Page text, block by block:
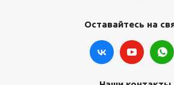
Оставайтесь на